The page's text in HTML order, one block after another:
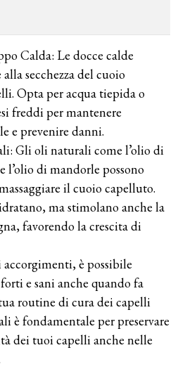
Calda: Le docce calde
secchezza del cuoio
Opta per acqua tiepida o
freddi per mantenere
e prevenire danni.
Gli oli naturali come l’olio di
l’olio di mandorle possono
il cuoio capelluto.
ma stimolano anche la
favorendo la crescita di
è possibile
e sani anche quando fa
routine di cura dei capelli
è fondamentale per preservare
dei tuoi capelli anche nelle
&
2022: I
nuova collezione
Natale
di look firmati
Cinema di Roma
doppia
Experience”!
sua innovativa ed
di prodotti